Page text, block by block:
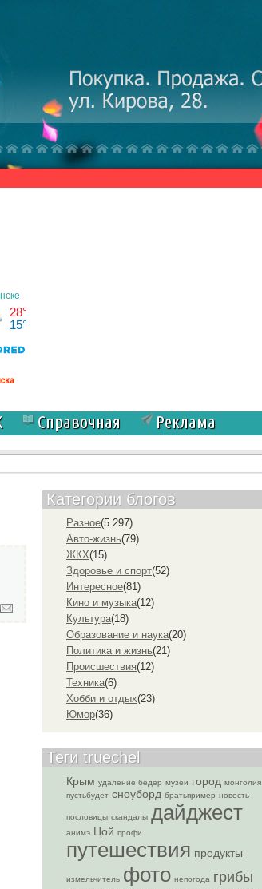
Справочная
Реклама
Категории блогов
Разное(5 297)
Авто-жизнь(79)
ЖКХ(15)
Здоровье и спорт(52)
Интересное(81)
Кино и музыка(12)
Культура(18)
Образование и наука(20)
Политика и жизнь(21)
Проиcшествия(12)
Техника(6)
Хобби и отдых(23)
Юмор(36)
Теги truechel
Крым удаление бедер музеи город монголия
пустьбудет сноуборд братьпример новость
пословицы скандалы дайджест
анимэ Цой профи
путешествия продукты
измельчитель фото непогода грибы